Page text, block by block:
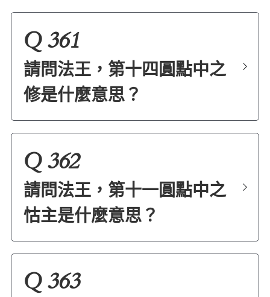
Q 361
請問法王，第十四圓點中之
修是什麼意思？
Q 362
請問法王，第十一圓點中之
怙主是什麼意思？
Q 363